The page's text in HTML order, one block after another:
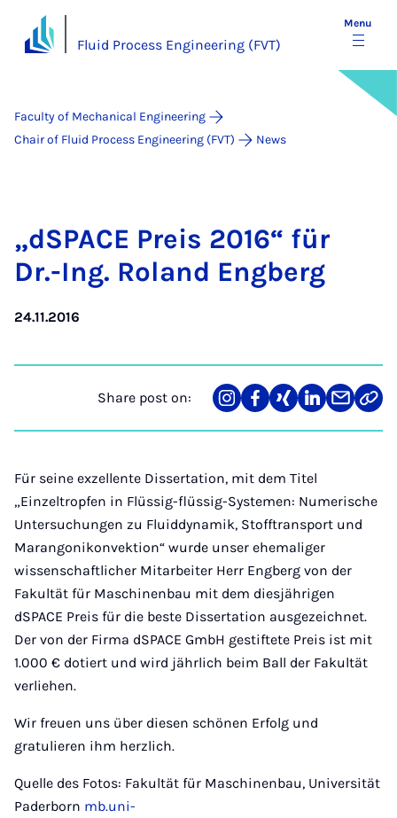
Fluid Process Engineering (FVT)
Menu
Faculty of Mechanical Engineering
Chair of Fluid Process Engineering (FVT)
News
„d­SPACE Pre­is 2016“ für
Dr.-Ing. Ro­land En­g­berg
24.11.2016
Share post on:
Share
on
Teilen
auf
Teilen
auf
Teilen
auf
Teilen
über
Link
Für seine exzellente Dissertation, mit dem Titel
„Einzeltropfen in Flüssig-flüssig-Systemen: Numerische
Untersuchungen zu Fluiddynamik, Stofftransport und
Marangonikonvektion“ wurde unser ehemaliger
wissenschaftlicher Mitarbeiter Herr Engberg von der
Fakultät für Maschinenbau mit dem diesjährigen
dSPACE Preis für die beste Dissertation ausgezeichnet.
Der von der Firma dSPACE GmbH gestiftete Preis ist mit
1.000 € dotiert und wird jährlich beim Ball der Fakultät
verliehen.
Wir freuen uns über diesen schönen Erfolg und
gratulieren ihm herzlich.
Quelle des Fotos: Fakultät für Maschinenbau, Universität
Paderborn mb.uni-